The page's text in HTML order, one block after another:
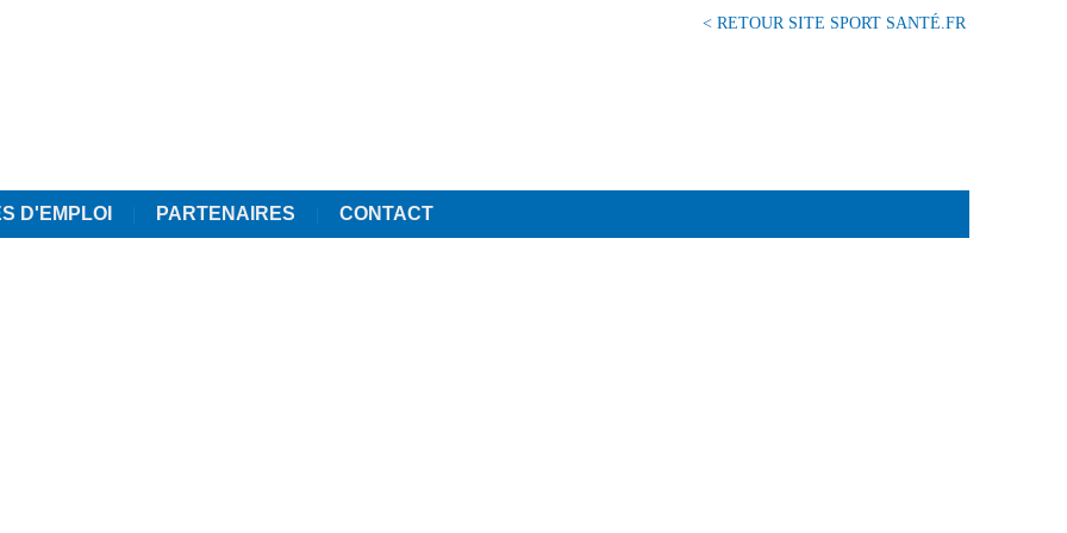
< RETOUR SITE SPORT SANTÉ.FR
D'EMPLOI PARTENAIRES CONTACT